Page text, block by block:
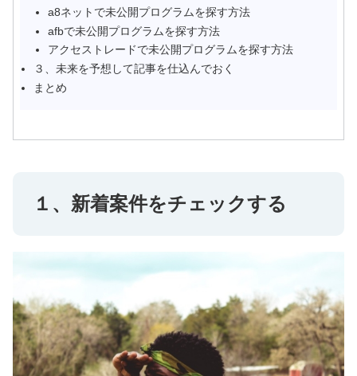
a8ネットで未公開プログラムを探す方法
afbで未公開プログラムを探す方法
アクセストレードで未公開プログラムを探す方法
３、未来を予想して記事を仕込んでおく
まとめ
１、新着案件をチェックする